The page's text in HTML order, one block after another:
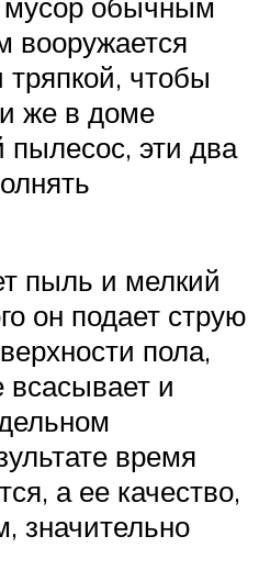
вооружается
чтобы
же в доме
эти два
пыль и мелкий
он подает струю
пола,
всасывает и
время
а ее качество,
значительно